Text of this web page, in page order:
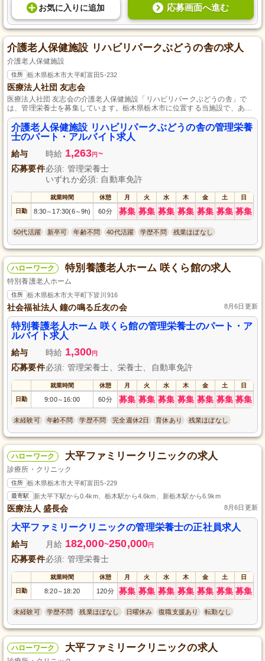
お気に入り に追加 応募画面へ進む
介護老人保健施設 リハビリパークぶどうの舎の求人
介護老人保健施設
住所 栃木県栃木市大平町富田5-232
医療法人社団 友志会
医療法人社団 友志会の介護老人保健施設「リハビリパークぶどうの舎」で
は、管理栄養士を募集しています。栃木県栃木市に位置する当施設で、あな
たの専門知識と経験を活かして、高齢者の健康をサポートしませんか？パー
ト・アルバイトの雇用形態で、働きやすい環境が整っています。応募資格や
経験については不問ですので、ぜひお気軽にご応募ください。あなたのご参
加を心よりお待ちしております。
介護老人保健施設 リハビリパークぶどうの舎の管理栄養
士のパート・アルバイト求人
給与 時給 1,263円 ~
応募要件必須: 管理栄養士
いずれか必須: 自動車免許
就業時間 休憩 月 火 水 木 金 土 日
日勤 8:30～ 17:30(6～9h) 60分 募集 募集 募集 募集 募集 募集 募集
50代活躍 新卒可 年齢不問 40代活躍 学歴不問 残業ほぼなし
ハローワーク 特別養護老人ホーム 咲くら館の求人
特別養護老人ホーム
住所 栃木県栃木市大平町下皆川916
社会福祉法人 鐘の鳴る丘友の会 8月6日更新
特別養護老人ホーム 咲くら館の管理栄養士のパート・ア
ルバイト求人
給与 時給 1,300円
応募要件必須: 管理栄養士、栄養士、自動車免許
就業時間 休憩 月 火 水 木 金 土 日
日勤 9:00～ 16:00 60分 募集 募集 募集 募集 募集 募集 募集
未経験可 年齢不問 学歴不問 完全週休2日 育休あり 残業ほぼなし
ハローワーク 大平ファミリークリニックの求人
診療所・クリニック
住所 栃木県栃木市大平町富田5-229
最寄駅 新大平下駅から0.4km、栃木駅から4.6km、新栃木駅から6.9km
医療法人 盛長会 8月6日更新
大平ファミリークリニックの管理栄養士の正社員求人
給与 月給 182,000~250,000円
応募要件必須: 管理栄養士
就業時間 休憩 月 火 水 木 金 土 日
日勤 8:20～ 18:20 120分 募集 募集 募集 募集 募集 募集 募集
未経験可 学歴不問 残業ほぼなし 日曜休み 復職支援あり 転勤なし
ハローワーク 大平ファミリークリニックの求人